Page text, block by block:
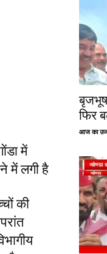
में
में लगी है
की
फिर
आज का